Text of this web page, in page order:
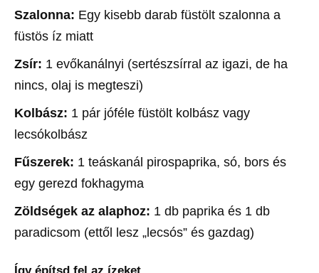
Szalonna: Egy kisebb darab füstölt szalonna a
füstös íz miatt
Zsír: 1 evőkanálnyi (sertészsírral az igazi, de ha
nincs, olaj is megteszi)
Kolbász: 1 pár jóféle füstölt kolbász vagy
lecsókolbász
Fűszerek: 1 teáskanál pirospaprika, só, bors és
egy gerezd fokhagyma
Zöldségek az alaphoz: 1 db paprika és 1 db
paradicsom (ettől lesz „lecsós” és gazdag)
Így építsd fel az ízeket